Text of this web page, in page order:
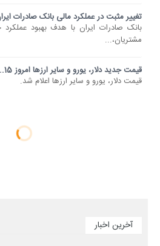
تغییر مثبت در عملکرد مالی بانک صادرات
​بانک صادرات ایران با هدف بهبود
مشتریان،...
قیمت جدید دلار، یورو و سایر ارزها امروز 15...
قیمت دلار، یورو و سایر ارزها اعلام شد.
آخرین اخبار